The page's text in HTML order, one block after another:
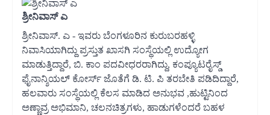
ಶ್ರೀನಿವಾಸ್ ಎ
ಶ್ರೀನಿವಾಸ್. ಎ - ಇವರು ಬೆಂಗಳೂರಿನ ಕುರುಬರಹಳ್ಳಿ
ನಿವಾಸಿಯಾಗಿದ್ದು ಪ್ರಸ್ತುತ ಖಾಸಗಿ ಸಂಸ್ಥೆಯಲ್ಲಿ ಉದ್ಯೋಗ
ಮಾಡುತ್ತಿದ್ದಾರೆ, ಬಿ. ಕಾಂ ಪದವೀಧರರಾಗಿದ್ದು, ಕಂಪ್ಯೂಟರೈಸ್ಡ್
ಫೈನಾನ್ಶಿಯಲ್ ಕೋರ್ಸ್ ಜೊತೆಗೆ ಡಿ. ಟಿ. ಪಿ ತರಬೇತಿ ಪಡಿದಿದ್ದಾರೆ,
ಹಲವಾರು ಸಂಸ್ಥೆಯಲ್ಲಿ ಕೆಲಸ ಮಾಡಿದ ಅನುಭವ ,ಹುಟ್ಟಿನಿಂದ
ಅಣ್ಣಾವ್ರ ಅಭಿಮಾನಿ, ಚಲನಚಿತ್ರಗಳು, ಹಾಡುಗಳೆಂದರೆ ಬಹಳ